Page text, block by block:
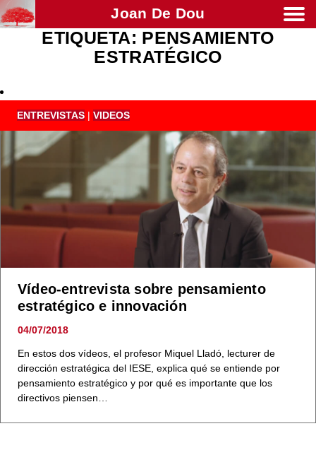
Joan De Dou
ETIQUETA: PENSAMIENTO
ESTRATÉGICO
ENTREVISTAS | VIDEOS
Vídeo-entrevista sobre pensamiento
estratégico e innovación
04/07/2018
En estos dos vídeos, el profesor Miquel Lladó, lecturer de
dirección estratégica del IESE, explica qué se entiende por
pensamiento estratégico y por qué es importante que los
directivos piensen…